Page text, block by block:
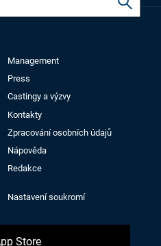
Management
Press
Castingy a výzvy
Kontakty
Zpracování osobních údajů
Nápověda
Redakce
Nastavení soukromí
Store